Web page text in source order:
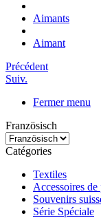
Aimants
Aimant
Précédent
Suiv.
Fermer menu
Französisch
Catégories
Textiles
Accessoires
Souvenirs
Série Spéciale